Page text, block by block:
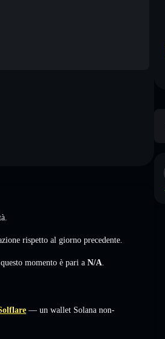
rispetto al giorno precedente.
momento è pari a N/A
— un wallet Solana non-